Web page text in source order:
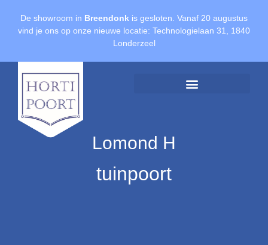
De showroom in Breendonk is gesloten. Vanaf 20 augustus
vind je ons op onze nieuwe locatie: Technologielaan 31, 1840
Londerzeel
Lomond H
tuinpoort